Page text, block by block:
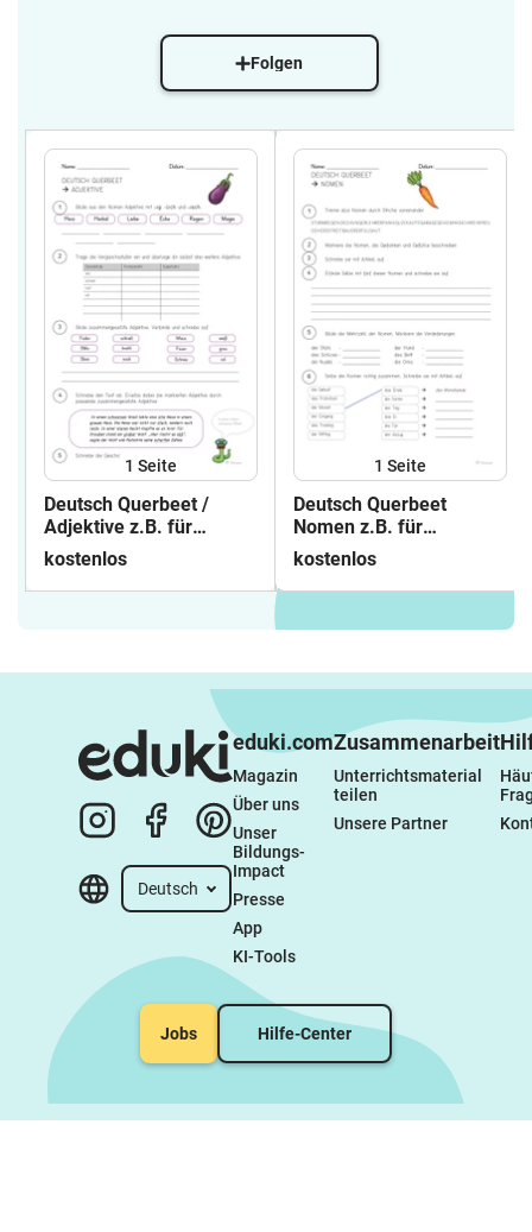
Folgen
1 Seite
Deutsch Querbeet /
Adjektive z.B. für
Vertretung
kostenlos
1 Seite
Deutsch Querbeet
Nomen z.B. für
Vertretung
kostenlos
Deutsch
eduki.com
Magazin
Über uns
Unser
Bildungs-
Impact
Presse
App
KI-Tools
Zusammenarbeit
Unterrichtsmaterial
teilen
Unsere Partner
Jobs Hilfe-Center